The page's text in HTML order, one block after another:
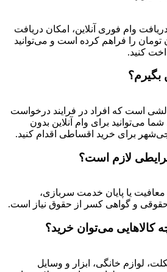
وام فوری آنلاین، امکان دریافت
سقف ۳۰۰ میلیون تومان را فراهم کرده است و می‌توانید
بگیرم؟
است که افراد در فرایند درخواست
می‌توانید برای وام آنلاین بدون
برای خرید اقساطی اقدام کنید.
لازم است؟
یا پایان خدمت سربازی،
و گواهی کسر از حقوق نیاز است.
کالاهایی می‌توان خرید؟
لوازم خانگی، ابزار و وسایل